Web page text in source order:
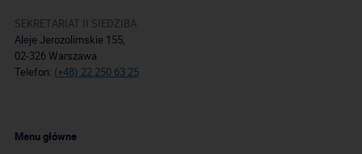
SEKRETARIAT II SIEDZIBA
Aleje Jerozolimskie 155,
02-326 Warszawa
Telefon: (+48) 22 250 63 25
Menu główne